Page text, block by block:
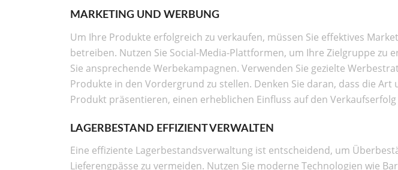
MARKETING UND WERBUNG
Um Ihre Produkte erfolgreich zu verkaufen, müssen Sie effektives
betreiben. Nutzen Sie Social-Media-Plattformen, um Ihre Zielgruppe zu
Sie ansprechende Werbekampagnen. Verwenden Sie gezielte
Produkte in den Vordergrund zu stellen. Denken Sie daran, dass die Art
Produkt präsentieren, einen erheblichen Einfluss auf den
LAGERBESTAND EFFIZIENT VERWALTEN
Eine effiziente Lagerbestandsverwaltung ist entscheidend, um
Lieferengpässe zu vermeiden. Nutzen Sie moderne Technologien wie